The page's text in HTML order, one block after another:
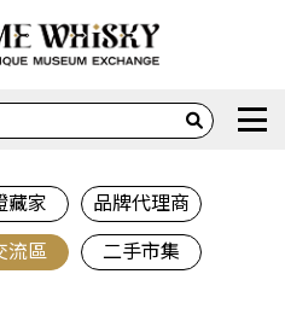
藏家 品牌代理商
流區 二手市集